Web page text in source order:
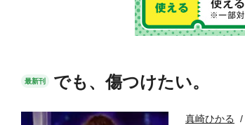
最新刊 でも、傷つけたい。
真崎ひかる